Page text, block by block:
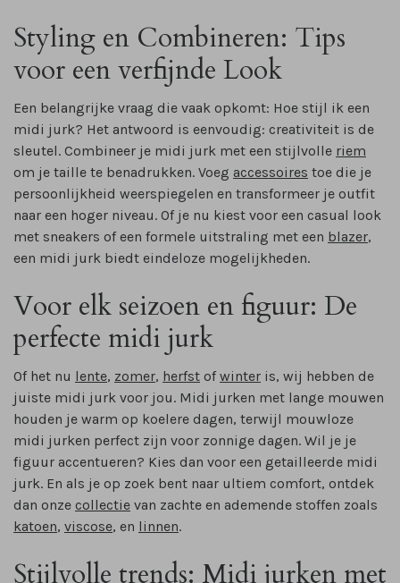
Styling en Combineren: Tips
voor een verfijnde Look
Een belangrijke vraag die vaak opkomt: Hoe stijl ik een
midi jurk? Het antwoord is eenvoudig: creativiteit is de
sleutel. Combineer je midi jurk met een stijlvolle riem
om je taille te benadrukken. Voeg accessoires toe die je
persoonlijkheid weerspiegelen en transformeer je outfit
naar een hoger niveau. Of je nu kiest voor een casual look
met sneakers of een formele uitstraling met een blazer,
een midi jurk biedt eindeloze mogelijkheden.
Voor elk seizoen en figuur: De
perfecte midi jurk
Of het nu lente, zomer, herfst ofwinter is, wij hebben de
juiste midi jurk voor jou. Midi jurken met lange mouwen
houden je warm op koelere dagen, terwijl mouwloze
midi jurken perfect zijn voor zonnige dagen. Wil je je
figuur accentueren? Kies dan voor een getailleerde midi
jurk. En als je op zoek bent naar ultiem comfort, ontdek
dan onze collectie van zachte en ademende stoffen zoals
katoen, viscose, en linnen.
Stijlvolle trends: Midi jurken met